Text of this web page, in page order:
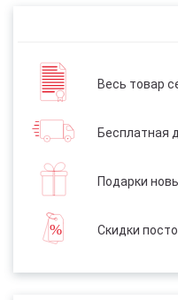
Весь товар
Бесплатная
Подарки
Скидки